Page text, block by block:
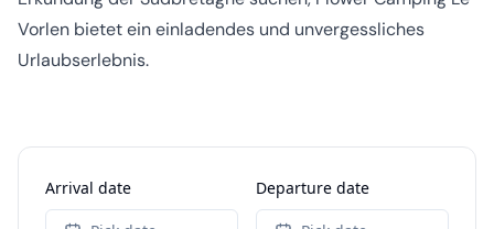
Vorlen bietet ein einladendes und unvergessliches
Urlaubserlebnis.